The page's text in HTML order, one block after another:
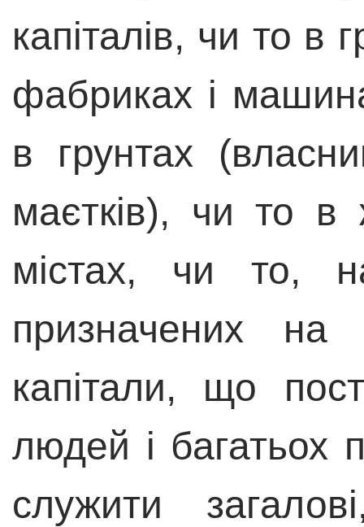
капіталів, чи то в
фабриках і
в грунтах
маєтків), чи то в
містах, чи то,
призначених
капітали, що
людей і багатьох
служити